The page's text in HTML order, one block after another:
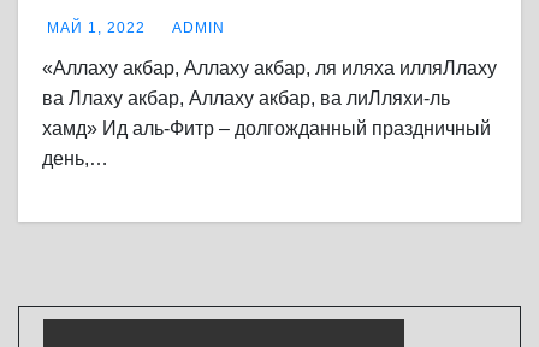
МАЙ 1, 2022 ADMIN
«Аллаху акбар, Аллаху акбар, ля иляха илляЛлаху
ва Ллаху акбар, Аллаху акбар, ва лиЛляхи-ль
хамд» Ид аль-Фитр – долгожданный праздничный
день,…